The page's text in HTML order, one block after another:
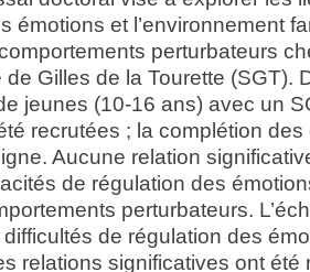
émotions et l’environnement
perturbateurs
de Gilles de la Tourette (SGT).
jeunes (10-16 ans) avec un
recrutées ; la complétion des
Aucune relation
de régulation des
perturbateurs.
de régulation des
relations significatives ont été